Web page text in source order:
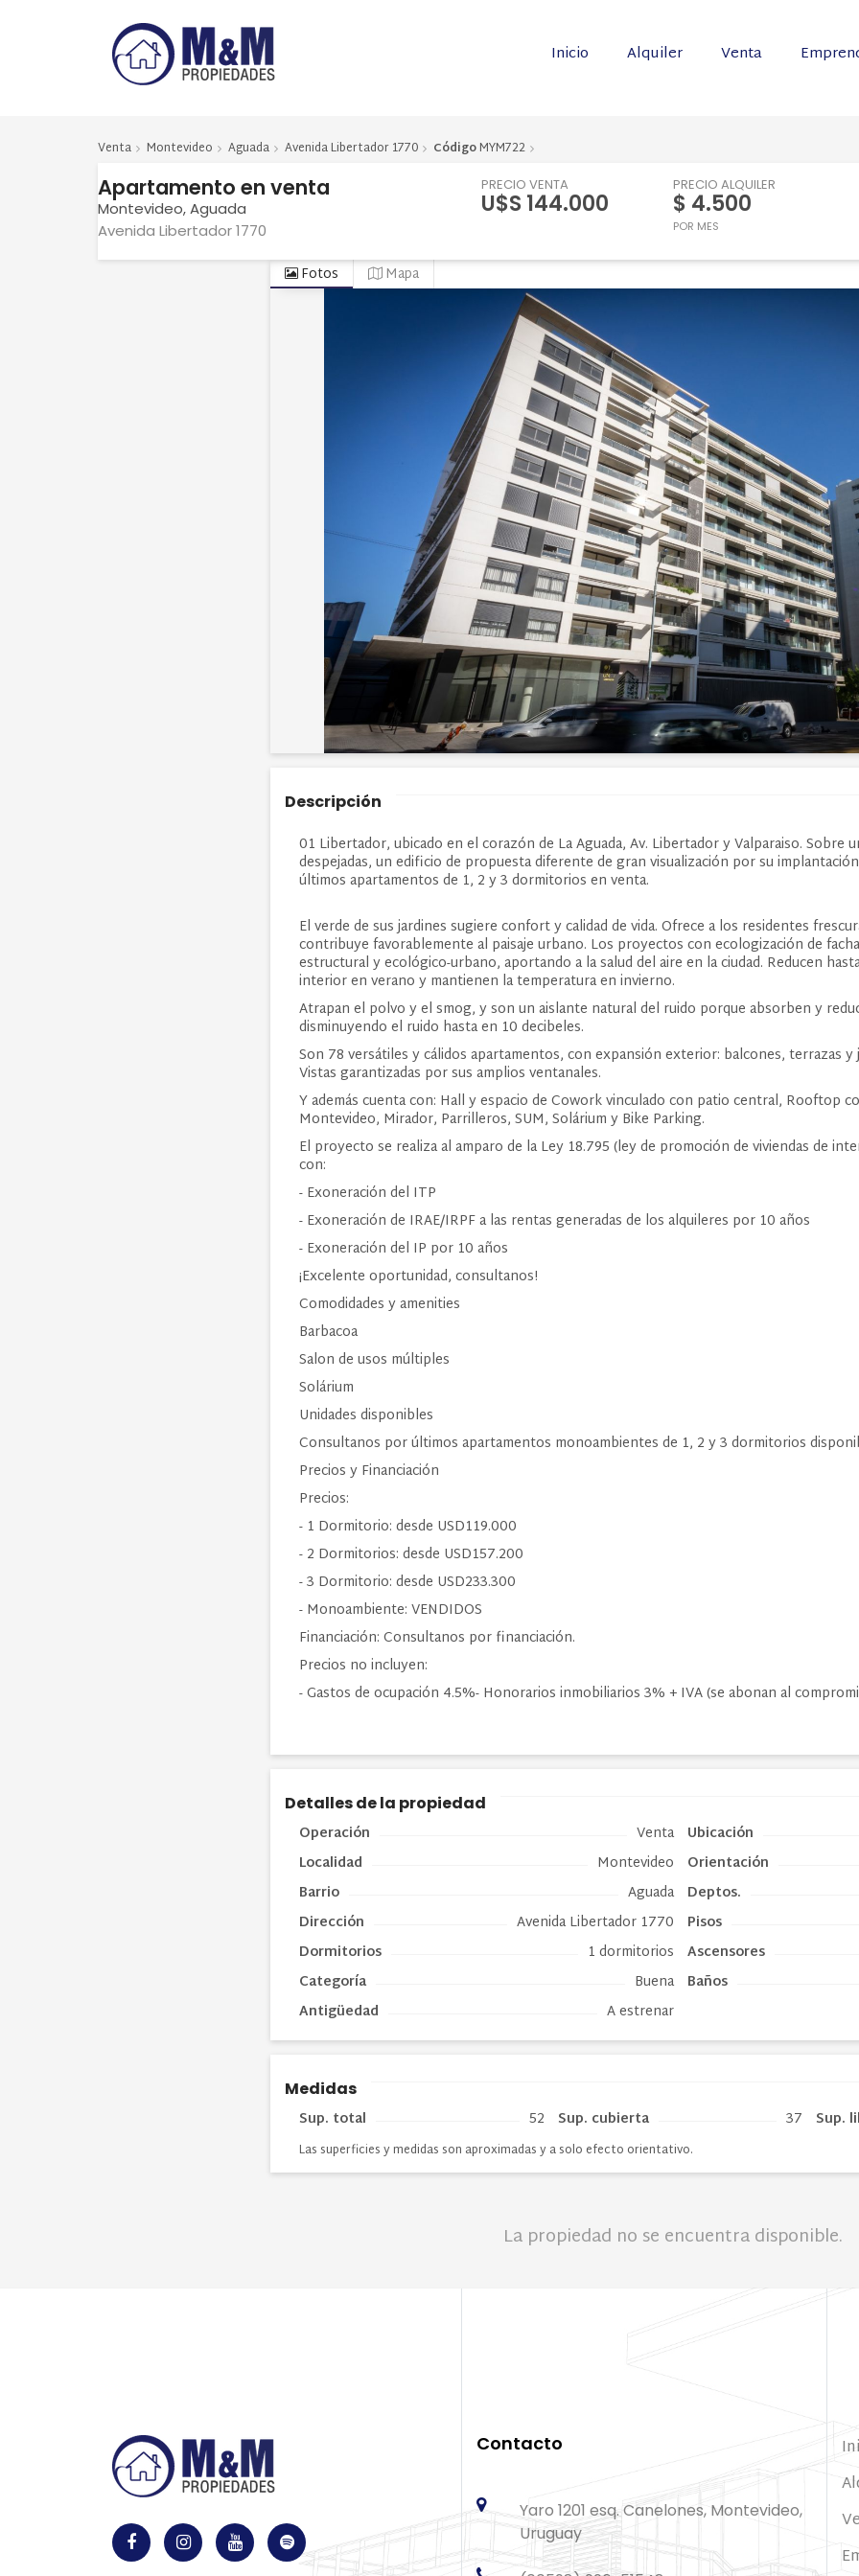
Inicio Alquiler Venta
Venta Montevideo Aguada Avenida Libertador 1770 CódigoMYM722
Apartamento en venta
Montevideo Aguada
Avenida Libertador 1770
PRECIO VENTA
U$S 144.000
PRECIO ALQUILER
$ 4.500
POR MES
Fotos Mapa
Descripción
01 Libertador, ubicado en el corazón de La Aguada, Av. Libertador y Valparaiso. Sobre
despejadas, un edificio de propuesta diferente de gran visualización por su
últimos apartamentos de 1, 2 y 3 dormitorios en venta.
El verde de sus jardines sugiere confort y calidad de vida. Ofrece a los residentes
contribuye favorablemente al paisaje urbano. Los proyectos con ecologización de
estructural y ecológico-urbano, aportando a la salud del aire en la ciudad. Reducen
interior en verano y mantienen la temperatura en invierno.
Atrapan el polvo y el smog, y son un aislante natural del ruido porque absorben y
disminuyendo el ruido hasta en 10 decibeles.
Son 78 versátiles y cálidos apartamentos, con expansión exterior: balcones, terrazas
Vistas garantizadas por sus amplios ventanales.
Y además cuenta con: Hall y espacio de Cowork vinculado con patio central, Rooftop
Montevideo, Mirador, Parrilleros, SUM, Solárium y Bike Parking.
El proyecto se realiza al amparo de la Ley 18.795 (ley de promoción de viviendas de
con:
- Exoneración del ITP
- Exoneración de IRAE/IRPF a las rentas generadas de los alquileres por 10 años
- Exoneración del IP por 10 años
¡Excelente oportunidad, consultanos!
Comodidades y amenities
Barbacoa
Salon de usos múltiples
Solárium
Unidades disponibles
Consultanos por últimos apartamentos monoambientes de 1, 2 y 3 dormitorios
Precios y Financiación
Precios:
- 1 Dormitorio: desde USD119.000
- 2 Dormitorios: desde USD157.200
- 3 Dormitorio: desde USD233.300
- Monoambiente: VENDIDOS
Financiación: Consultanos por financiación.
Precios no incluyen:
- Gastos de ocupación 4.5%- Honorarios inmobiliarios 3% + IVA (se abonan al
Detalles de la propiedad
Operación
Venta
Localidad
Montevideo
Barrio
Aguada
Dirección
Avenida Libertador 1770
Dormitorios
1 dormitorios
Categoría
Buena
Antigüedad
A estrenar
Ubicación
Orientación
Deptos.
Pisos
Ascensores
Baños
Medidas
Sup. total 52 Sup. cubierta 37 Sup.
Las superficies y medidas son aproximadas y a solo efecto orientativo.
La propiedad no se encuentra disponible.
Contacto
Yaro 1201 esq. Canelones, Montevideo,
Uruguay